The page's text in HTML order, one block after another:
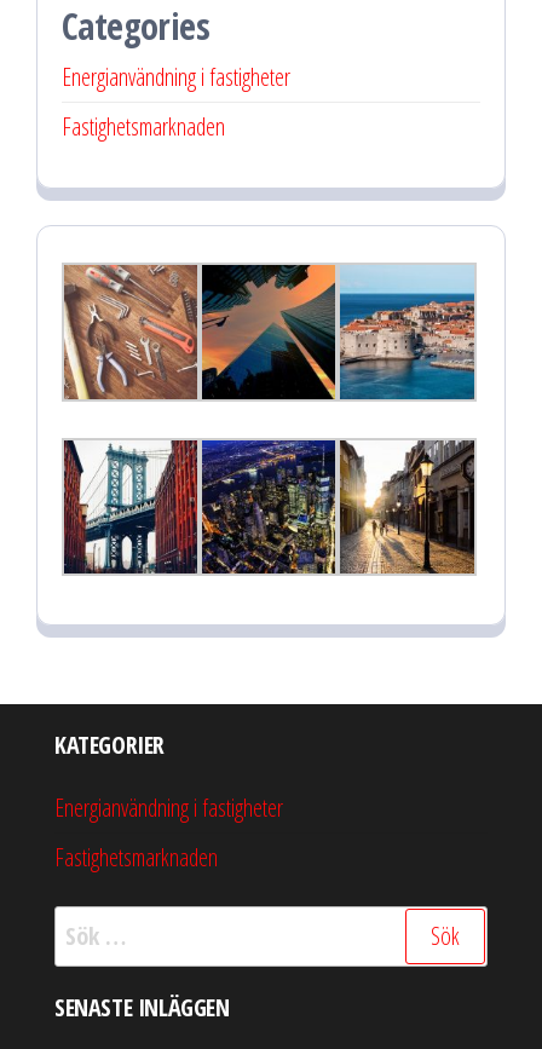
Categories
Energianvändning i fastigheter
Fastighetsmarknaden
KATEGORIER
Energianvändning i fastigheter
Fastighetsmarknaden
Sök
efter:
SENASTE INLÄGGEN